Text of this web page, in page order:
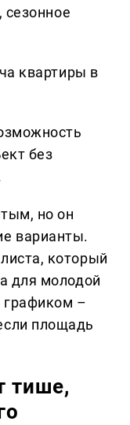
сезонное
квартиры в
без
но он
варианты.
который
для молодой
графиком –
площадь
тише,